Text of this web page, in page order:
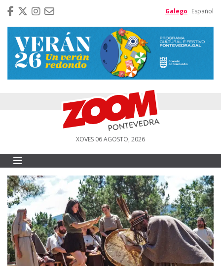
Galego Español
XOVES 06 AGOSTO, 2026